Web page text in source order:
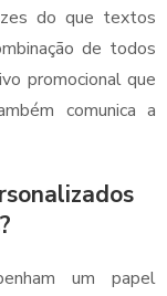
do que textos
de todos
promocional que
comunica a
um papel